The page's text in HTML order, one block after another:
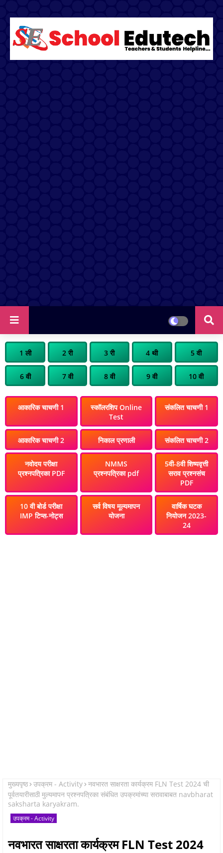
1 ली 2 री 3 री 4 थी 5 वी
6 वी 7 वी 8 वी 9 वी 10 वी
आकारिक चाचणी 1
स्कॉलरशिप Online
Test
संकलित चाचणी 1
आकारिक चाचणी 2 निकाल प्रणाली संकलित चाचणी 2
नवोदय परीक्षा
प्रश्नपत्रिका PDF
NMMS
प्रश्नपत्रिका pdf
5वी-8वी शिष्यवृत्ती
सराव प्रश्नसंच
PDF
10 वी बोर्ड परीक्षा
IMP टिप्स-नोट्स
सर्व विषय मूल्यमापन
योजना
वार्षिक घटक
नियोजन 2023-
24
मुख्यपृष्ठ उपक्रम - Activity नवभारत साक्षरता कार्यक्रम FLN Test 2024 ची
पूर्वतयारीसाठी मुल्यमापन प्रश्नपत्रिका संबंधित उपक्रमांच्या सरावाबाबत navbharat
saksharta karyakram.
उपक्रम - Activity
नवभारत साक्षरता कार्यक्रम FLN Test 2024